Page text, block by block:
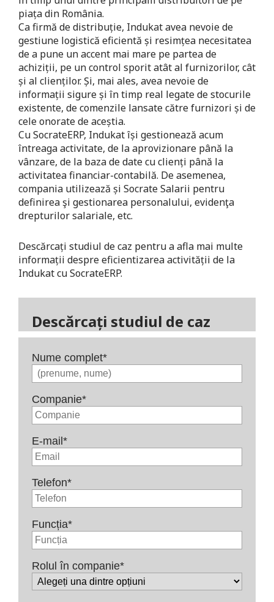
piața din România.
Ca firmă de distribuție, Indukat avea nevoie de
gestiune logistică eficientă și resimțea necesitatea
de a pune un accent mai mare pe partea de
achiziții, pe un control sporit atât al furnizorilor, cât
și al clienților. Și, mai ales, avea nevoie de
informații sigure și în timp real legate de stocurile
existente, de comenzile lansate către furnizori și de
cele onorate de aceștia.
Cu SocrateERP, Indukat își gestionează acum
întreaga activitate, de la aprovizionare până la
vânzare, de la baza de date cu clienți până la
activitatea financiar-contabilă. De asemenea,
compania utilizează și Socrate Salarii pentru
definirea şi gestionarea personalului, evidenţa
drepturilor salariale, etc.
Descărcați studiul de caz pentru a afla mai multe
informații despre eficientizarea activității de la
Indukat cu SocrateERP.
Descărcați studiul de caz
Nume complet*
Companie*
E-mail *
Telefon*
Funcția*
Rolul în companie*